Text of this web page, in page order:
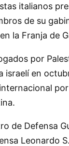
italianos
de su
la Franja de
por
israelí en
de Defensa
Leonardo